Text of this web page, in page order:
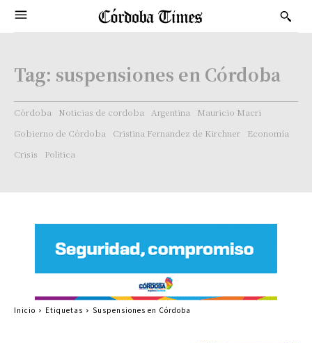
Tag: suspensiones en Córdoba
Córdoba Noticias de cordoba Argentina
Mauricio Macri
Gobierno de Córdoba
Cristina Fernandez de Kirchner
Economía
Crisis
Politica
Inicio Etiquetas Suspensiones en Córdoba